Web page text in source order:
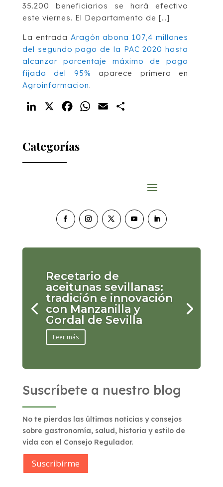
35.200 beneficiarios se hará efectivo
este viernes. El Departamento de […]
La entrada Aragón abona 107,4 millones
del segundo pago de la PAC 2020 hasta
alcanzar porcentaje máximo de pago
fijado del 95% aparece primero en
Agroinformacion.
LinkedIn FacebookWhatsApp
Email
Categorías
Recetario de
aceitunas sevillanas:
tradición e innovación
con Manzanilla y
Gordal de Sevilla
Leer más
Suscríbete a nuestro blog
No te pierdas las últimas noticias y consejos
sobre gastronomía, salud, historia y estilo de
vida con el Consejo Regulador.
Suscribírme